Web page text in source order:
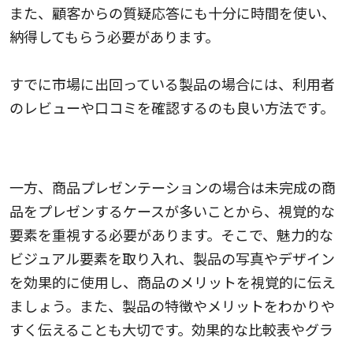
また、顧客からの質疑応答にも十分に時間を使い、
納得してもらう必要があります。
すでに市場に出回っている製品の場合には、利用者
のレビューや口コミを確認するのも良い方法です。
一方、商品プレゼンテーションの場合は未完成の商
品をプレゼンするケースが多いことから、視覚的な
要素を重視する必要があります。そこで、魅力的な
ビジュアル要素を取り入れ、製品の写真やデザイン
を効果的に使用し、商品のメリットを視覚的に伝え
ましょう。また、製品の特徴やメリットをわかりや
すく伝えることも大切です。効果的な比較表やグラ